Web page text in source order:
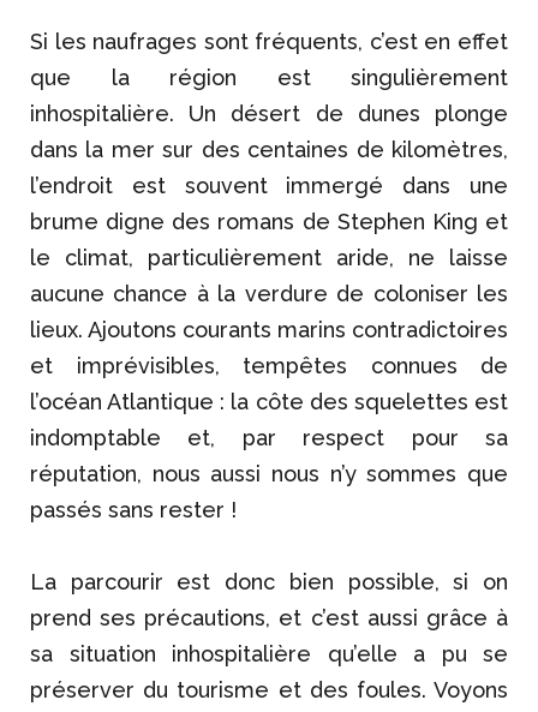
Si les naufrages sont fréquents, c’est en effet
que la région est singulièrement
inhospitalière. Un désert de dunes plonge
dans la mer sur des centaines de kilomètres,
l’endroit est souvent immergé dans une
brume digne des romans de Stephen King et
le climat, particulièrement aride, ne laisse
aucune chance à la verdure de coloniser les
lieux. Ajoutons courants marins contradictoires
et imprévisibles, tempêtes connues de
l’océan Atlantique : la côte des squelettes est
indomptable et, par respect pour sa
réputation, nous aussi nous n’y sommes que
passés sans rester !
La parcourir est donc bien possible, si on
prend ses précautions, et c’est aussi grâce à
sa situation inhospitalière qu’elle a pu se
préserver du tourisme et des foules. Voyons